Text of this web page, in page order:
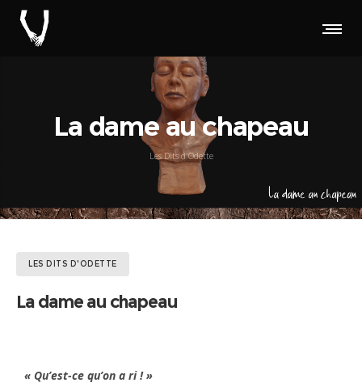
La dame au chapeau
Les Dits d'Odette
LES DITS D'ODETTE
La dame au chapeau
« Qu’est-ce qu’on a ri ! »